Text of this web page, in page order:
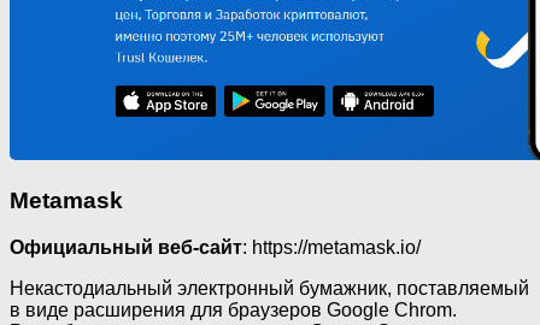
Metamask
Официальный веб-сайт: https://metamask.io/
Некастодиальный электронный бумажник, поставляемый
в виде расширения для браузеров Google Chrom.